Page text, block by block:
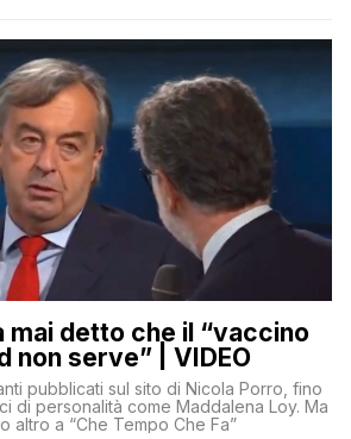
mai detto che il “vaccino
non serve” | VIDEO
pubblicati sul sito di Nicola Porro, fino
di personalità come Maddalena Loy. Ma
altro a “Che Tempo Che Fa”